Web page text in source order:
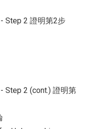
Step 2 證明第2步
Step 2 (cont.) 證明第